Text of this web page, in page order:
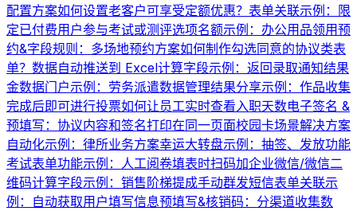
配置方案如何设置老客户可享受定额优惠？ 表单关联示例：限
定已付费用户参与考试或测评选项名额示例：办公用品领用预
约&字段规则：多场地预约方案如何制作勾选同意的协议类表
单？ 数据自动推送到 Excel计算字段示例：返回录取通知结果
金数据门户示例：劳务派遣数据管理结果分享示例：作品收集
完成后即可进行投票如何让员工实时查看入职天数电子签名 &
预填写：协议内容和签名打印在同一页面校园卡场景解决方案
自动化示例：律所业务方案幸运大转盘示例：抽签、发放功能
考试表单功能示例：人工阅卷填表时扫码加企业微信/微信二
维码计算字段示例：销售阶梯提成手动群发短信表单关联示
例：自动获取用户填写信息预填写&核销码：分渠道收集数